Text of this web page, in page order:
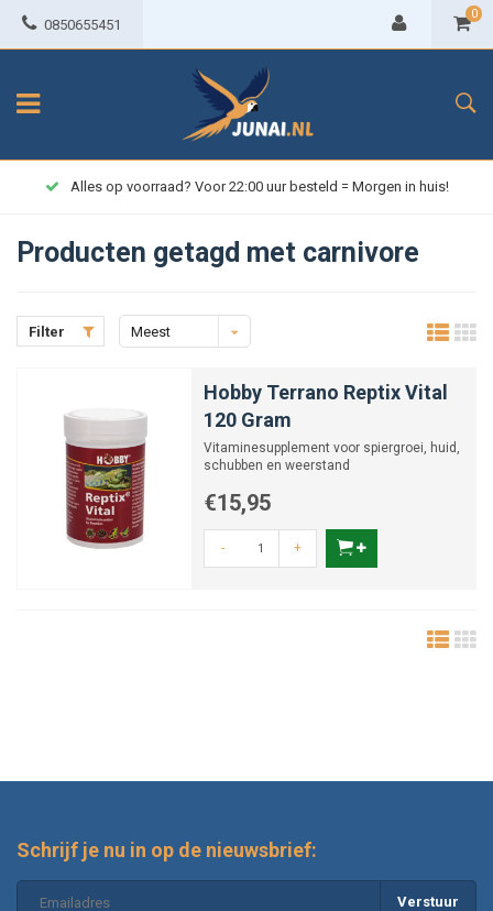
0850655451
0
Alles op voorraad? Voor 22:00 uur besteld = Morgen in huis!
Producten getagd met carnivore
Filter
Meest
Hobby Terrano Reptix Vital
120 Gram
Vitaminesupplement voor spiergroei, huid,
schubben en weerstand
€15,95
- +
Schrijf je nu in op de nieuwsbrief:
Verstuur